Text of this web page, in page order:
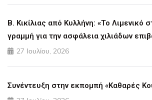
Β. Κικίλιας από Κυλλήνη: «Το Λιμενικό
γραμμή για την ασφάλεια χιλιάδων
27 Ιουλίου, 2026
Συνέντευξη στην εκπομπή «Καθαρές